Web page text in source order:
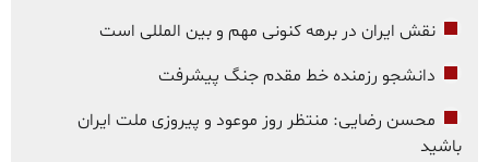
نقش ایران در برهه کنونی مهم و بین المللی است
دانشجو رزمنده خط مقدم جنگ پیشرفت
محسن رضایی: منتظر روز موعود و پیروزی ملت ایران
باشید